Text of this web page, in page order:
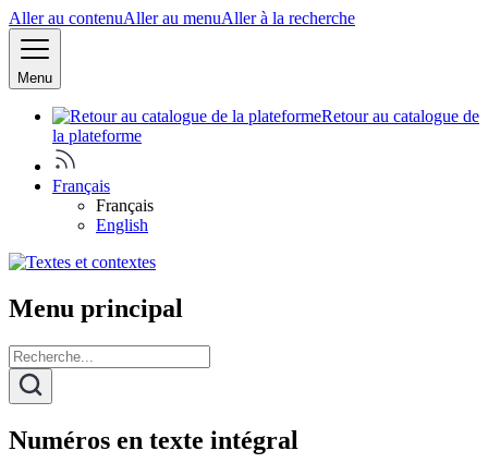
Aller au contenuAller au menuAller à la recherche
Menu
Retour au catalogue de
la plateforme
Français
Français
English
Menu principal
Numéros en texte intégral